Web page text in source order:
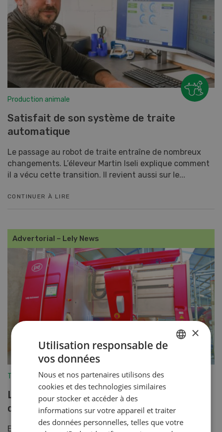
Production animale
Satisfait de son système de traite
automatique
Le passage au robot de traite entraîne de nombreux
changements. L’éleveur Martin Iseli explique comment
il a vécu cette transition. Il revient aussi sur le...
CONTINUER À LIRE
Advertorial – Lely News
Technique agricole
Lely Astronaut A5 – 2 générations
d’avance
En lançant le développement de son Astronaut en
×
Utilisation responsable de
vos données
Nous et nos partenaires utilisons des
cookies et des technologies similaires
pour stocker et accéder à des
informations sur votre appareil et traiter
des données personnelles, telles que votre